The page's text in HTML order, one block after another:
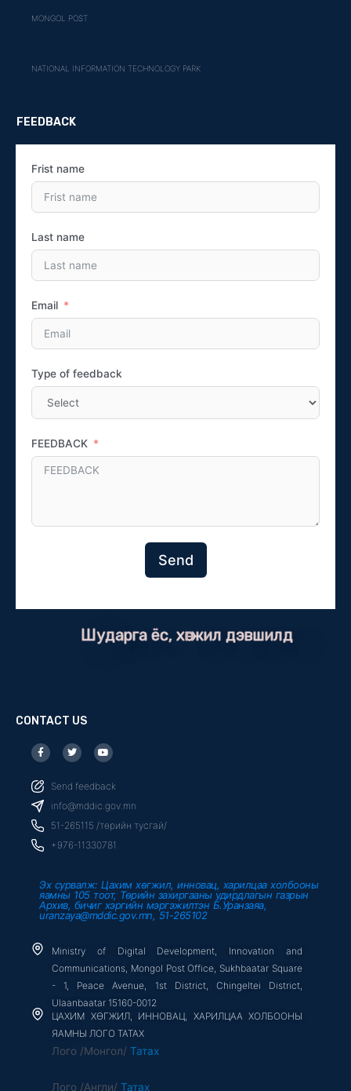
MONGOL POST
NATIONAL INFORMATION TECHNOLOGY PARK
FEEDBACK
Frist name
Last name
Email
Type of feedback
FEEDBACK
Send
Шударга ёс, хөгжил дэвшилд
CONTACT US
F
a
c
b
o
o
k
f
T
w
i
t
r
Y
o
u
u
e
Send feedback
info@mddic.gov.mn
51-265115 /төрийн тусгай/
+976-11330781
Эх сурвалж: Цахим хөгжил, инновац, харилцаа холбооны
яамны 105 тоот, Төрийн захиргааны удирдлагын газрын
Архив, бичиг хэргийн мэргэжилтэн Б.Уранзаяа,
uranzaya@mddic.gov.mn, 51-265102
Ministry of Digital Development, Innovation and
Communications, Mongol Post Office, Sukhbaatar Square
- 1, Peace Avenue, 1st District, Chingeltei District,
Ulaanbaatar 15160-0012
ЦАХИМ ХӨГЖИЛ, ИННОВАЦ, ХАРИЛЦАА ХОЛБООНЫ
ЯАМНЫ ЛОГО ТАТАХ
Лого /Монгол/ Татах
Лого /Англи/ Татах